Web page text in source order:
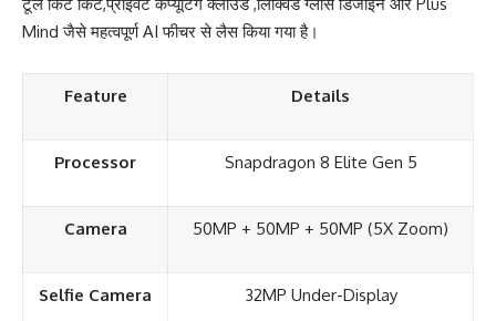
Mind जैसे महत्वपूर्ण AI फीचर से लैस किया गया है।
Feature Details
Processor Snapdragon 8 Elite Gen 5
Camera 50MP + 50MP + 50MP (5X Zoom)
Selfie Camera 32MP Under-Display